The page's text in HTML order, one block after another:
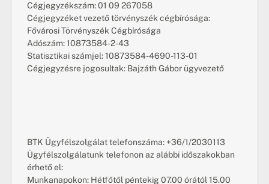
Cégjegyzékszám: 01 09 267058
Cégjegyzéket vezető törvényszék cégbírósága:
Fővárosi Törvényszék Cégbírósága
Adószám: 10873584-2-43
Statisztikai számjel: 10873584-4690-113-01
Cégjegyzésre jogosultak: Bajzáth Gábor ügyvezető
BTK Ügyfélszolgálat telefonszáma: +36/1/2030113
Ügyfélszolgálatunk telefonon az alábbi időszakokban
érhető el:
Munkanapokon: Hétfőtől péntekig 07.00 órától 15.00